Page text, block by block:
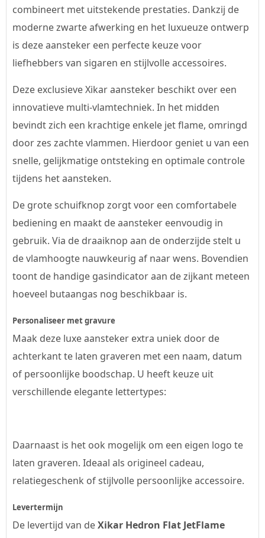
combineert met uitstekende prestaties. Dankzij de
moderne zwarte afwerking en het luxueuze ontwerp
is deze aansteker een perfecte keuze voor
liefhebbers van sigaren en stijlvolle accessoires.
Deze exclusieve Xikar aansteker beschikt over een
innovatieve multi-vlamtechniek. In het midden
bevindt zich een krachtige enkele jet flame, omringd
door zes zachte vlammen. Hierdoor geniet u van een
snelle, gelijkmatige ontsteking en optimale controle
tijdens het aansteken.
De grote schuifknop zorgt voor een comfortabele
bediening en maakt de aansteker eenvoudig in
gebruik. Via de draaiknop aan de onderzijde stelt u
de vlamhoogte nauwkeurig af naar wens. Bovendien
toont de handige gasindicator aan de zijkant meteen
hoeveel butaangas nog beschikbaar is.
Personaliseer met gravure
Maak deze luxe aansteker extra uniek door de
achterkant te laten graveren met een naam, datum
of persoonlijke boodschap. U heeft keuze uit
verschillende elegante lettertypes:
Daarnaast is het ook mogelijk om een eigen logo te
laten graveren. Ideaal als origineel cadeau,
relatiegeschenk of stijlvolle persoonlijke accessoire.
Levertermijn
De levertijd van deXikar Hedron Flat JetFlame